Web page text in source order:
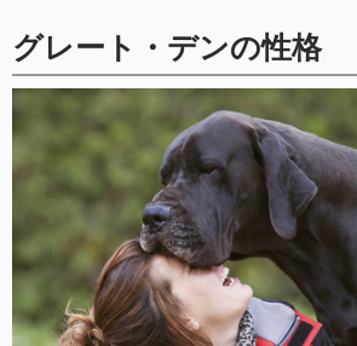
グレート・デンの性格